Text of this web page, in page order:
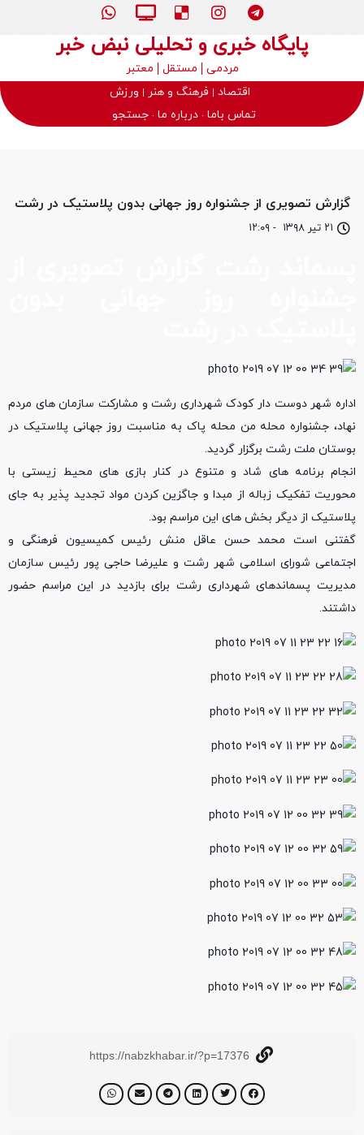
پایگاه خبری و تحلیلی نبض خبر
مردمی مستقل
معتبر
اقتصاد
فرهنگ و هنر
ورزش
تماس باما درباره ما جستجو
۲۱ تیر ۱۳۹۸ - ۱۲:۰۹
گزارش تصویری از جشنواره روز جهانی بدون پلاستیک در رشت
اداره شهر دوست دار کودک شهرداری رشت و مشارکت سازمان های مردم
نهاد، جشنواره محله من محله پاک به مناسبت روز جهانی پلاستیک در
بوستان ملت رشت برگزار گردید.
انجام برنامه های شاد و متنوع در کنار بازی های محیط زیستی با
محوریت تفکیک زباله از مبدا و جاگزین کردن مواد تجدید پذیر به جای
پلاستیک از دیگر بخش های این مراسم بود.
گفتنی است محمد حسن عاقل منش رئیس کمیسیون فرهنگی و
اجتماعی شورای اسلامی شهر رشت و علیرضا حاجی پور رئیس سازمان
مدیریت پسماندهای شهرداری رشت برای بازدید در این مراسم حضور
داشتند.
https://nabzkhabar.ir/?p=17376